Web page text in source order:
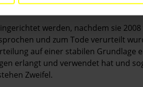
werden, nachdem sie 2008
und zum Tode verurteilt
auf einer stabilen Grundlage
erlangt und verwendet hat und
Zweifel.